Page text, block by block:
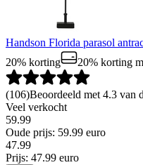
Handson Florida parasol
20% korting
20% korting
(106)Beoordeeld met 4.3 van
Veel verkocht
59.99
Oude prijs: 59.99 euro
47.99
Prijs: 47.99 euro